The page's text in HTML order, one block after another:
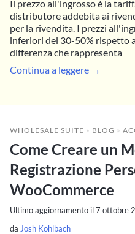
Il prezzo all'ingrosso è la
distributore addebita ai
per la rivendita. I prezzi
inferiori del 30-50% rispetto
differenza che rappresenta
Continua a leggere →
WHOLESALE SUITE » BLOG »
Come Creare un
Registrazione
WooCommerce
Ultimo aggiornamento il7 ottobre
da Josh Kohlbach